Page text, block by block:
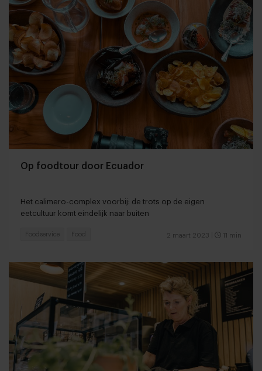
Op foodtour door Ecuador
Het calimero-complex voorbij: de trots op de eigen
eetcultuur komt eindelijk naar buiten
2 maart 2023 11 min
Foodservice Food